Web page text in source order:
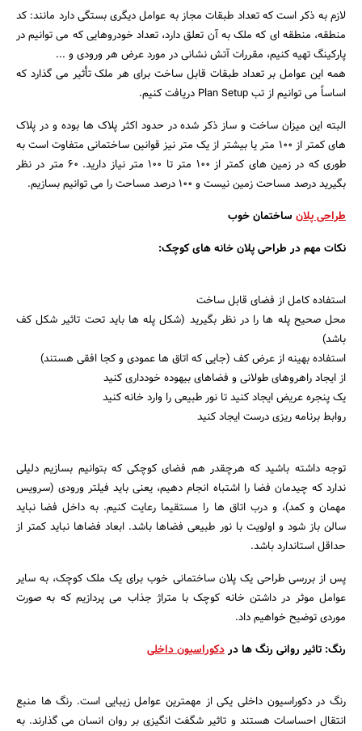
لازم به ذکر است که تعداد طبقات مجاز به عوامل دیگری بستگی دارد مانند: کد
منطقه، منطقه ای که ملک به آن تعلق دارد، تعداد خودروهایی که می توانیم در
پارکینگ تهیه کنیم، مقررات آتش نشانی در مورد عرض هر ورودی و ...
همه این عوامل بر تعداد طبقات قابل ساخت برای هر ملک تأثیر می گذارد که
اساساً می توانیم از تب Plan Setup دریافت کنیم.
البته این میزان ساخت و ساز ذکر شده در حدود اکثر پلاک ها بوده و در پلاک
های کمتر از 100 متر یا بیشتر از یک متر نیز قوانین ساختمانی متفاوت است به
طوری که در زمین های کمتر از 100 متر تا 100 متر نیاز دارید. 60 متر در نظر
بگیرید درصد مساحت زمین نیست و 100 درصد مساحت را می توانیم بسازیم.
طراحی پلان ساختمان خوب
نکات مهم در طراحی پلان خانه های کوچک:
استفاده کامل از فضای قابل ساخت
محل صحیح پله ها را در نظر بگیرید (شکل پله ها باید تحت تاثیر شکل کف
باشد)
استفاده بهینه از عرض کف (جایی که اتاق ها عمودی و کجا افقی هستند)
از ایجاد راهروهای طولانی و فضاهای بیهوده خودداری کنید
یک پنجره عریض ایجاد کنید تا نور طبیعی را وارد خانه کنید
روابط برنامه ریزی درست ایجاد کنید
توجه داشته باشید که هرچقدر هم فضای کوچکی که بتوانیم بسازیم دلیلی
ندارد که چیدمان فضا را اشتباه انجام دهیم، یعنی باید فیلتر ورودی (سرویس
مهمان و کمد)، و درب اتاق ها را مستقیما رعایت کنیم. به داخل فضا نباید
سالن باز شود و اولویت با نور طبیعی فضاها باشد. ابعاد فضاها نباید کمتر از
حداقل استاندارد باشد.
پس از بررسی طراحی یک پلان ساختمانی خوب برای یک ملک کوچک، به سایر
عوامل موثر در داشتن خانه کوچک با متراژ جذاب می پردازیم که به صورت
موردی توضیح خواهیم داد.
رنگ: تاثیر روانی رنگ ها دردکوراسیون داخلی
رنگ در دکوراسیون داخلی یکی از مهمترین عوامل زیبایی است. رنگ ها منبع
انتقال احساسات هستند و تاثیر شگفت انگیزی بر روان انسان می گذارند. به